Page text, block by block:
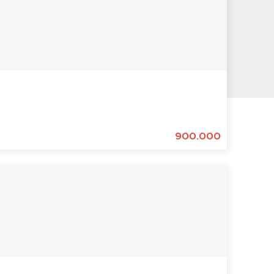
900.000